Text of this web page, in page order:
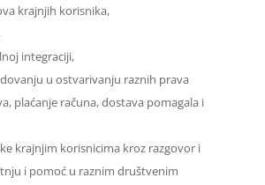
krajnjih korisnika,
integraciji,
u ostvarivanju raznih prava
plaćanje računa, dostava pomagala i
krajnjim korisnicima kroz razgovor i
i pomoć u raznim društvenim